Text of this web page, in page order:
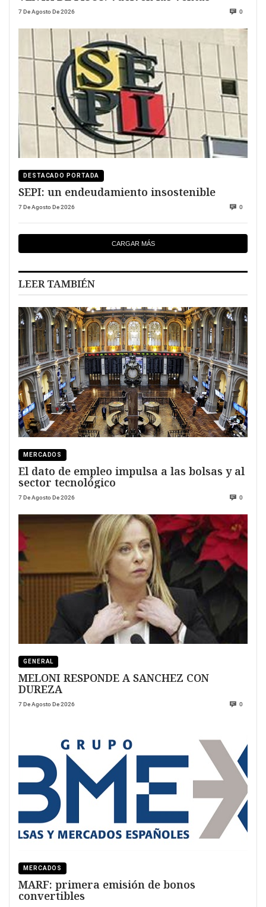
7 De Agosto De 2026 0
DESTACADO PORTADA
SEPI: un endeudamiento insostenible
7 De Agosto De 2026 0
CARGAR MÁS
LEER TAMBIÉN
MERCADOS
El dato de empleo impulsa a las bolsas y al
sector tecnológico
7 De Agosto De 2026 0
GENERAL
MELONI RESPONDE A SANCHEZ CON
DUREZA
7 De Agosto De 2026 0
MERCADOS
MARF: primera emisión de bonos
convertibles